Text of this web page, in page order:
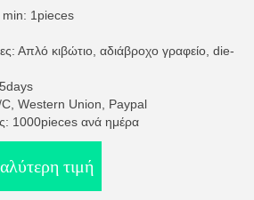
min: 1pieces
Απλό κιβώτιο, αδιάβροχο γραφείο, die-
Western Union, Paypal
1000pieces ανά ημέρα
τιμή